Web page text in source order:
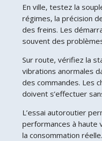
En ville, testez la
régimes, la précision
des freins. Les
souvent des
Sur route, vérifiez la
vibrations anormales
des commandes. Les
doivent s’effectuer
L’essai autoroutier
performances à haute
la consommation